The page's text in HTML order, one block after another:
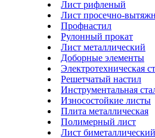
Лист рифленый
Лист просечно-
Профнастил
Рулонный прокат
Лист металлический
Доборные элементы
Электротехническая
Решетчатый настил
Инструментальная
Износостойкие листы
Плита металлическая
Полимерный лист
Лист биметаллический